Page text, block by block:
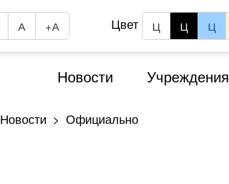
А +А Цвет Ц Ц Ц
Новости Учреждения
Новости Официально